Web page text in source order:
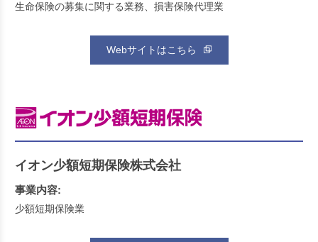
生命保険の募集に関する業務、損害保険代理業
Webサイトはこちら
イオン少額短期保険株式会社
事業内容:
少額短期保険業